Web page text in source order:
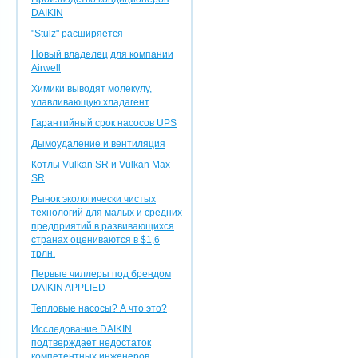
DAIKIN
"Stulz" расширяется
Новый владелец для компании
Airwell
Химики выводят молекулу,
улавливающую хладагент
Гарантийный срок насосов UPS
Дымоудаление и вентиляция
Котлы Vulkan SR и Vulkan Max
SR
Рынок экологически чистых
технологий для малых и средних
предприятий в развивающихся
странах оцениваются в $1,6
трлн.
Первые чиллеры под брендом
DAIKIN APPLIED
Тепловые насосы? А что это?
Исследование DAIKIN
подтверждает недостаток